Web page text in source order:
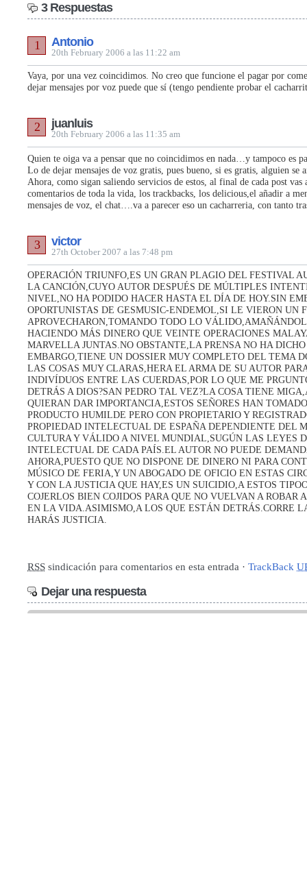
3 Respuestas
Antonio
20th February 2006 a las 11:22 am
1
Vaya, por una vez coincidimos. No creo que funcione el pagar por
dejar mensajes por voz puede que sí (tengo pendiente probar el
juanluis
20th February 2006 a las 11:35 am
2
Quien te oiga va a pensar que no coincidimos en nada…y tampoco es
Lo de dejar mensajes de voz gratis, pues bueno, si es gratis, alguien se
Ahora, como sigan saliendo servicios de estos, al final de cada post vas
comentarios de toda la vida, los trackbacks, los delicious,el añadir a
mensajes de voz, el chat….va a parecer eso un cacharreria, con tanto
victor
27th October 2007 a las 7:48 pm
3
OPERACIÓN TRIUNFO,ES UN GRAN PLAGIO DEL FESTIVAL
LA CANCIÓN,CUYO AUTOR DESPUÉS DE MÚLTIPLES
NIVEL,NO HA PODIDO HACER HASTA EL DÍA DE HOY.SIN
OPORTUNISTAS DE GESMUSIC-ENDEMOL,SI LE VIERON UN
APROVECHARON,TOMANDO TODO LO
HACIENDO MÁS DINERO QUE VEINTE OPERACIONES
MARVELLA JUNTAS.NO OBSTANTE,LA PRENSA NO HA
EMBARGO,TIENE UN DOSSIER MUY COMPLETO DEL TEMA
LAS COSAS MUY CLARAS,HERA EL ARMA DE SU AUTOR
INDIVÍDUOS ENTRE LAS CUERDAS,POR LO QUE ME
DETRÁS A DIOS?SAN PEDRO TAL VEZ?LA COSA TIENE
QUIERAN DAR IMPORTANCIA,ESTOS SEÑORES HAN
PRODUCTO HUMILDE PERO CON PROPIETARIO Y
PROPIEDAD INTELECTUAL DE ESPAÑA DEPENDIENTE DEL
CULTURA Y VÁLIDO A NIVEL MUNDIAL,SUGÚN LAS LEYES
INTELECTUAL DE CADA PAÍS.EL AUTOR NO PUEDE
AHORA,PUESTO QUE NO DISPONE DE DINERO NI PARA
MÚSICO DE FERIA,Y UN ABOGADO DE OFICIO EN ESTAS
Y CON LA JUSTICIA QUE HAY,ES UN SUICIDIO,A ESTOS
COJERLOS BIEN COJIDOS PARA QUE NO VUELVAN A ROBAR
EN LA VIDA.ASIMISMO,A LOS QUE ESTÁN DETRÁS.CORRE
HARÁS JUSTICIA.
RSS sindicación para comentarios en esta entrada · TrackBack
Dejar una respuesta